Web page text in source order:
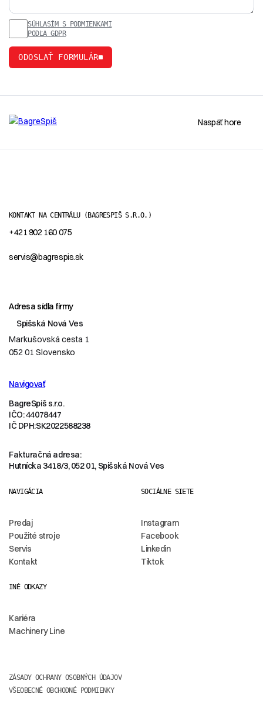
SÚHLASÍM S PODMIENKAMI
PODĽA GDPR
ODOSLAŤ FORMULÁR
Naspäť hore
KONTAKT NA CENTRÁLU (BAGRESPIŠ S.R.O.)
+421 902 160 075
servis@bagrespis.sk
Adresa sídla firmy
Spišská Nová Ves
Markušovská cesta 1
052 01 Slovensko
Navigovať
BagreSpiš s.r.o.
IČO: 44078447
IČ DPH:SK2022588238
Fakturačná adresa:
Hutnícka 3418/3, 052 01, Spišská Nová Ves
NAVIGÁCIA
Predaj
Použité stroje
Servis
Kontakt
SOCIÁLNE SIETE
Instagram
Facebook
Linkedin
Tiktok
INÉ ODKAZY
Kariéra
Machinery Line
ZÁSADY OCHRANY OSOBNÝCH ÚDAJOV
VŠEOBECNÉ OBCHODNÉ PODMIENKY